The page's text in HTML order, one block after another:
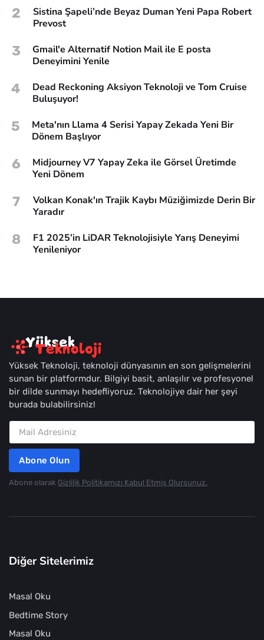
2
Sistina Şapeli’nde Beyaz Duman Yeni Papa Robert
Prevost
3
Gmail'e Alternatif Notion Mail ile E posta
Deneyimini Yenile
4
Dead Reckoning Aksiyon Teknoloji ve Tom Cruise
Buluşuyor!
5
Meta'nın Llama 4 Serisi Yapay Zekada Yeni Bir
Dönem Başlıyor
6
Midjourney V7 Yapay Zeka ile Görsel Üretimde
Yeni Dönem
7
Volkan Konak'ın Trajik Kaybı Müziğimizde Derin Bir
Yaradır
8
F1 2025’in LiDAR Teknolojisiyle Yarış Deneyimi
Yenileniyor
Yüksek Teknoloji, teknoloji dünyasının en son gelişmelerini
sunan bir platformdur. Bilgiyi basit, anlaşılır ve profesyonel
bir dilde sunmayı hedefliyoruz. Teknolojiye dair her şeyi
burada bulabilirsiniz!
Abone Olun
Abone olarak Gizlilik Politikamızı Kabul Etmiş Olursunuz.
Diğer Sitelerimiz
Masal Oku
Bedtime Story
Masal Oku